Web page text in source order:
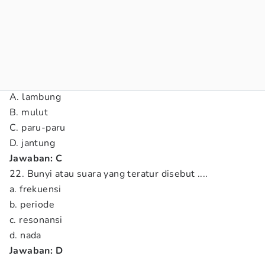
A. lambung
B. mulut
C. paru-paru
D. jantung
Jawaban: C
22. Bunyi atau suara yang teratur disebut ....
a. frekuensi
b. periode
c. resonansi
d. nada
Jawaban: D